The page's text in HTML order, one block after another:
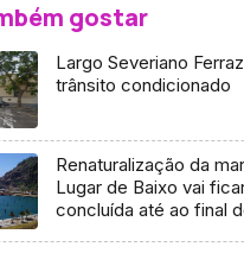
gostar
Largo Severiano
trânsito condicionado
Renaturalização da
Lugar de Baixo vai
concluída até ao final